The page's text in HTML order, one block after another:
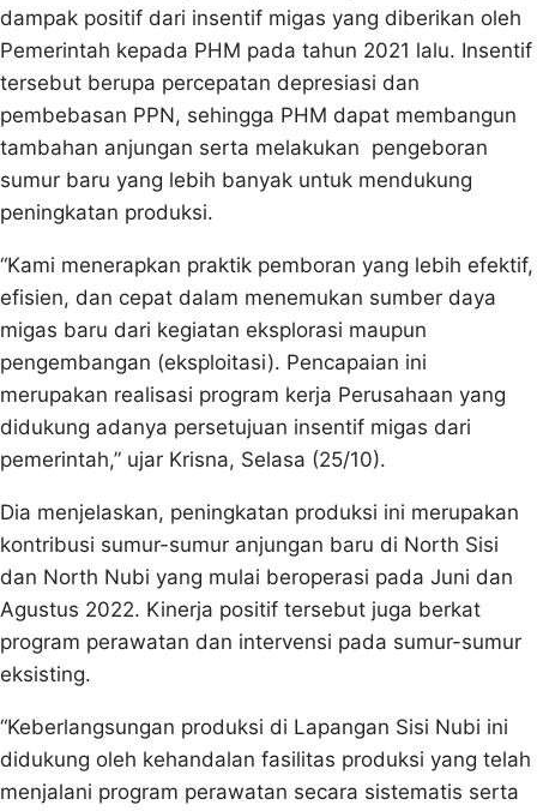
dampak positif dari insentif migas yang diberikan oleh
Pemerintah kepada PHM pada tahun 2021 lalu. Insentif
tersebut berupa percepatan depresiasi dan
pembebasan PPN, sehingga PHM dapat membangun
tambahan anjungan serta melakukan pengeboran
sumur baru yang lebih banyak untuk mendukung
peningkatan produksi.
“Kami menerapkan praktik pemboran yang lebih efektif,
efisien, dan cepat dalam menemukan sumber daya
migas baru dari kegiatan eksplorasi maupun
pengembangan (eksploitasi). Pencapaian ini
merupakan realisasi program kerja Perusahaan yang
didukung adanya persetujuan insentif migas dari
pemerintah,” ujar Krisna, Selasa (25/10).
Dia menjelaskan, peningkatan produksi ini merupakan
kontribusi sumur-sumur anjungan baru di North Sisi
dan North Nubi yang mulai beroperasi pada Juni dan
Agustus 2022. Kinerja positif tersebut juga berkat
program perawatan dan intervensi pada sumur-sumur
eksisting.
“Keberlangsungan produksi di Lapangan Sisi Nubi ini
didukung oleh kehandalan fasilitas produksi yang telah
menjalani program perawatan secara sistematis serta